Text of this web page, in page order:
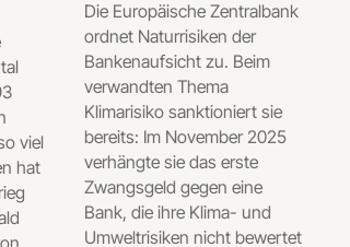
viel
hat
Die Europäische Zentralbank
ordnet Naturrisiken der
Bankenaufsicht zu. Beim
verwandten Thema
Klimarisiko sanktioniert sie
bereits: Im November 2025
verhängte sie das erste
Zwangsgeld gegen eine
Bank, die ihre Klima- und
Umweltrisiken nicht bewertet